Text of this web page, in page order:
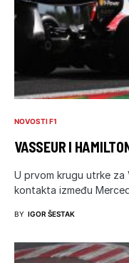
NOVOSTI F1
VASSEUR I
U prvom krugu utrke za
kontakta između
BY IGOR ŠESTAK